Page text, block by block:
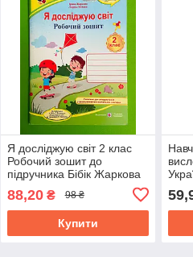
Я досліджую світ 2 клас
Робочий зошит до
підручника Бібік Жаркова
посібники
88,20₴ 98 ₴
Купити